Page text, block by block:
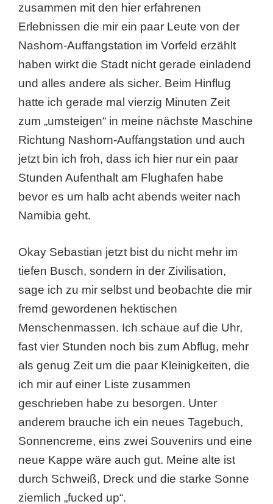
zusammen mit den hier erfahrenen
Erlebnissen die mir ein paar Leute von der
Nashorn-Auffangstation im Vorfeld erzählt
haben wirkt die Stadt nicht gerade einladend
und alles andere als sicher. Beim Hinflug
hatte ich gerade mal vierzig Minuten Zeit
zum „umsteigen“ in meine nächste Maschine
Richtung Nashorn-Auffangstation und auch
jetzt bin ich froh, dass ich hier nur ein paar
Stunden Aufenthalt am Flughafen habe
bevor es um halb acht abends weiter nach
Namibia geht.
Okay Sebastian jetzt bist du nicht mehr im
tiefen Busch, sondern in der Zivilisation,
sage ich zu mir selbst und beobachte die mir
fremd gewordenen hektischen
Menschenmassen. Ich schaue auf die Uhr,
fast vier Stunden noch bis zum Abflug, mehr
als genug Zeit um die paar Kleinigkeiten, die
ich mir auf einer Liste zusammen
geschrieben habe zu besorgen. Unter
anderem brauche ich ein neues Tagebuch,
Sonnencreme, eins zwei Souvenirs und eine
neue Kappe wäre auch gut. Meine alte ist
durch Schweiß, Dreck und die starke Sonne
ziemlich „fucked up“.